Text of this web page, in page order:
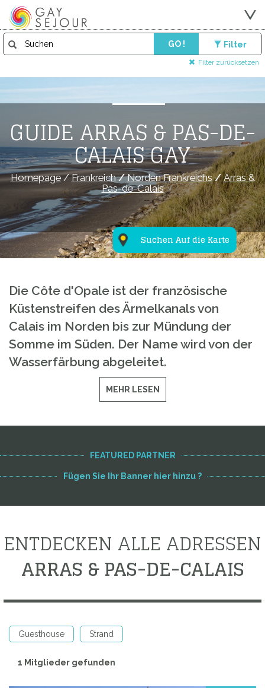
GO ! Filter
Filter zurücksetzen
Suchen Auf die Karte
GUIDE ARRAS & PAS-DE-
CALAIS GAY
Homepage/Frankreich/Norden Frankreichs/Arras &
Pas-de-Calais
Die Côte d'Opale ist der französische
Küstenstreifen des Ärmelkanals von
Calais im Norden bis zur Mündung der
Somme im Süden. Der Name wird von der
Wasserfärbung abgeleitet.
MEHR LESEN
FEATURED PARTNER
Fügen Sie Ihr Banner hier hinzu ?
ENTDECKEN ALLE ADRESSEN
ARRAS & PAS-DE-CALAIS
Guesthouse Strand
1 Mitglieder gefunden